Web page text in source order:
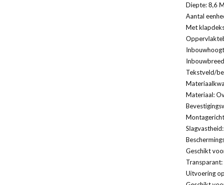
Diepte: 8,6
Aantal
Met
Tekstveld/
Materiaal:
Geschikt
Transparant:
Uitvoering